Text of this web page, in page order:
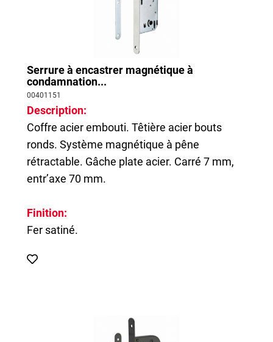
Serrure à encastrer magnétique à
condamnation...
00401151
Description:
Coffre acier embouti. Têtière acier bouts
ronds. Système magnétique à pêne
rétractable. Gâche plate acier. Carré 7 mm,
entr’axe 70 mm.
Finition:
Fer satiné.